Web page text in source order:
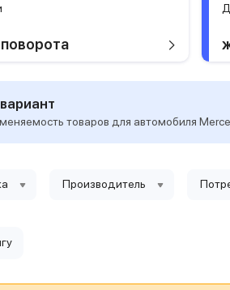
товаров для автомобиля
Производитель